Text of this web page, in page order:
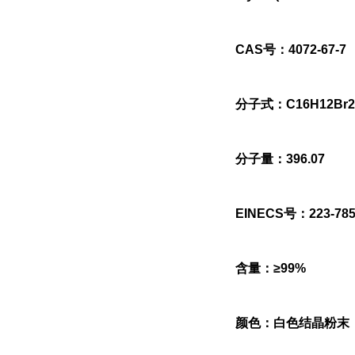
CAS号：4072-67-7
分子式：
分子量：396.07
EINECS号：223-
含量：≥99%
颜色：白色结晶粉末